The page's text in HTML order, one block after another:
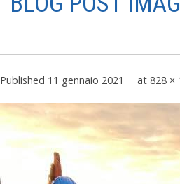
Published 11 gennaio 2021 at 828 ×